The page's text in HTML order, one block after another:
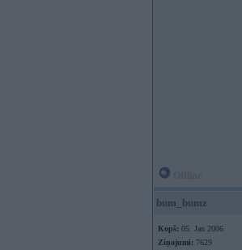
bum_bumz
Kopš: 05. Jan 2006
Ziņojumi: 7629